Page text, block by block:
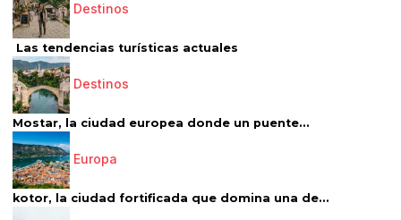
Destinos
Las tendencias turísticas actuales
Destinos
Mostar, la ciudad europea donde un puente...
Europa
kotor, la ciudad fortificada que domina una de...